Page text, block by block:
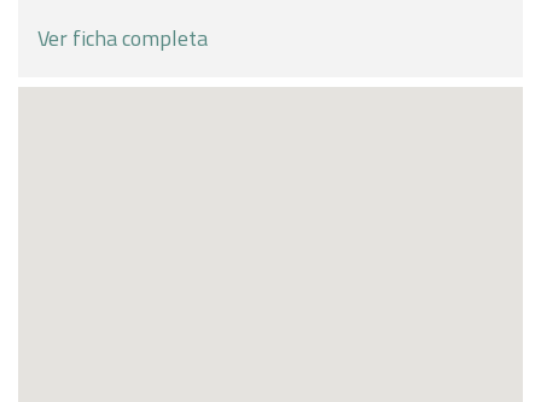
Ver ficha completa